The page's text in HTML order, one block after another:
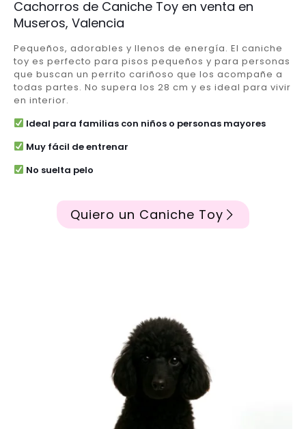
Cachorros de Caniche Toy en venta en
Museros, Valencia
Pequeños, adorables y llenos de energía. El caniche
toy es perfecto para pisos pequeños y para personas
que buscan un perrito cariñoso que los acompañe a
todas partes. No supera los 28 cm y es ideal para vivir
en interior.
Ideal para familias con niños o personas mayores
Muy fácil de entrenar
No suelta pelo
Quiero un Caniche Toy